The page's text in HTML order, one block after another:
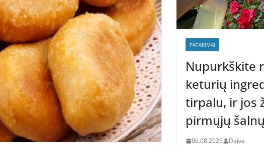
PATARIMAI
Nupurkškite
keturių
tirpalu, ir jos
pirmųjų šalnų
06.08.2026 Daiva